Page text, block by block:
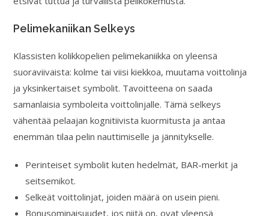
Pelimekaniikan Selkeys
Klassisten kolikkopelien pelimekaniikka on yleensä
suoraviivaista: kolme tai viisi kiekkoa, muutama voittolinja
ja yksinkertaiset symbolit. Tavoitteena on saada
samanlaisia symboleita voittolinjalle. Tämä selkeys
vähentää pelaajan kognitiivista kuormitusta ja antaa
enemmän tilaa pelin nauttimiselle ja jännitykselle.
Perinteiset symbolit kuten hedelmät, BAR-merkit ja
seitsemikot.
Selkeät voittolinjat, joiden määrä on usein pieni.
Bonusominaisuudet, jos niitä on, ovat yleensä